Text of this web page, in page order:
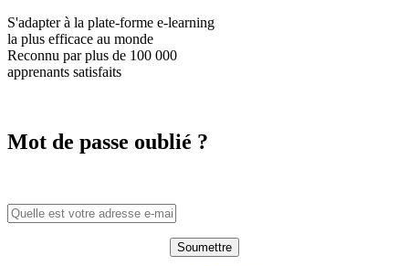
S'adapter à la plate-forme e-learning
la plus efficace au monde
Reconnu par plus de 100 000
apprenants satisfaits
Mot de passe oublié ?